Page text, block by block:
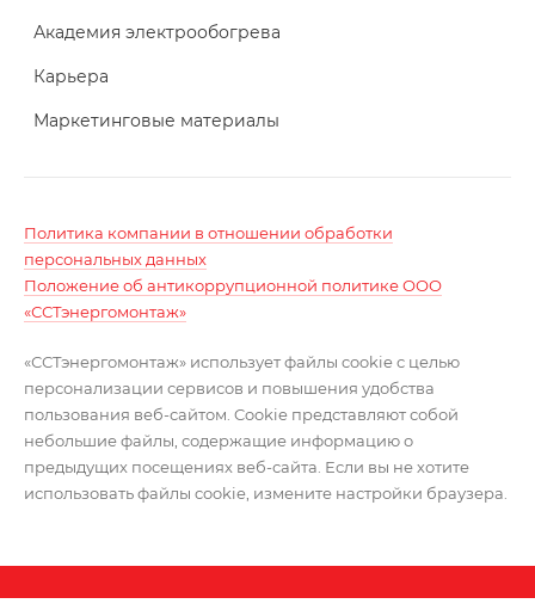
Академия электрообогрева
Карьера
Маркетинговые материалы
Политика компании в отношении обработки
персональных данных
Положение об антикоррупционной политике ООО
«ССТэнергомонтаж»
«ССТэнергомонтаж» использует файлы cookie с целью
персонализации сервисов и повышения удобства
пользования веб-сайтом. Cookie представляют собой
небольшие файлы, содержащие информацию о
предыдущих посещениях веб-сайта. Если вы не хотите
использовать файлы cookie, измените настройки браузера.